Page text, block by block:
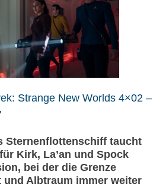
Strange New Worlds 4×02 –
Sternenflottenschiff taucht
Kirk, La’an und Spock
bei der die Grenze
und Albtraum immer weiter